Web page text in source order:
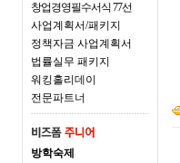
창업경영필수서식 77선
사업계획서/패키지
정책자금 사업계획서
법률실무 패키지
워킹홀리데이
전문파트너
방학숙제